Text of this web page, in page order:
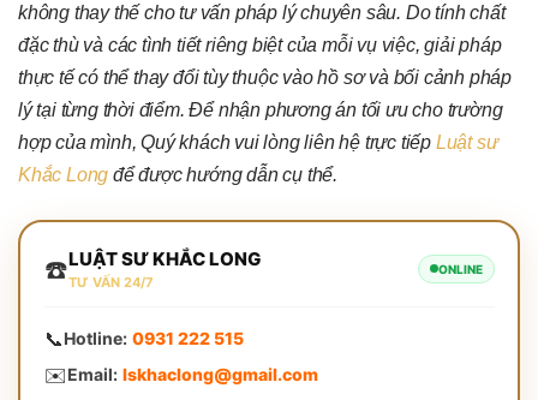
không thay thế cho tư vấn pháp lý chuyên sâu. Do tính chất
đặc thù và các tình tiết riêng biệt của mỗi vụ việc, giải pháp
thực tế có thể thay đổi tùy thuộc vào hồ sơ và bối cảnh pháp
lý tại từng thời điểm. Để nhận phương án tối ưu cho trường
hợp của mình, Quý khách vui lòng liên hệ trực tiếp Luật sư
Khắc Long để được hướng dẫn cụ thể.
☎️LUẬT SƯ KHẮC LONG
TƯ VẤN 24/7
ONLINE
📞Hotline: 0931 222 515
✉️Email: lskhaclong@gmail.com